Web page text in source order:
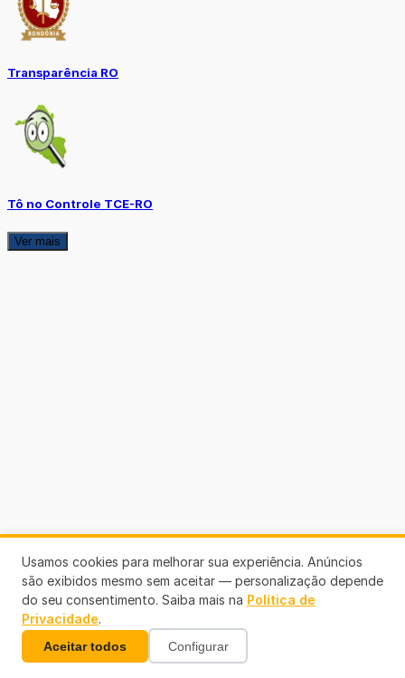
Transparência RO
Tô no Controle TCE-RO
Ver mais
Usamos cookies para melhorar sua experiência. Anúncios
são exibidos mesmo sem aceitar — personalização depende
do seu consentimento. Saiba mais na Política de
Privacidade.
Aceitar todos Configurar